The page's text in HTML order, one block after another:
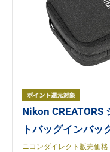
Nikon CREATORS
トバッグインバッ
ニコンダイレクト販売価格